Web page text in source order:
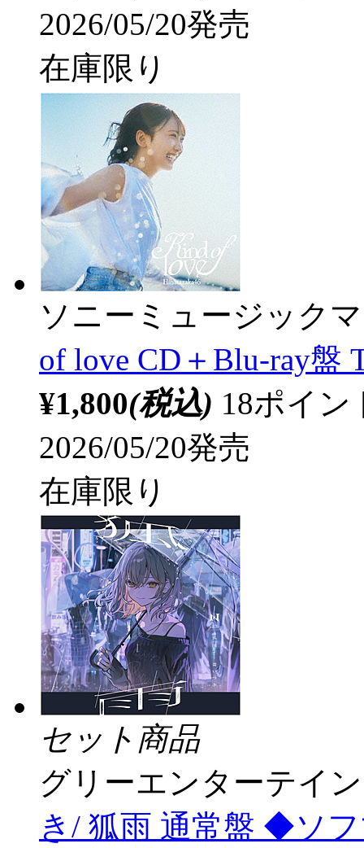
2026/05/20発売
在庫限り
ソニーミュージック
of love CD＋Blu-ray盤
¥1,800(税込) 18ポイ
2026/05/20発売
在庫限り
セット商品
グリーエンターテイ
き/ 狐雨 通常盤 ◆ソ